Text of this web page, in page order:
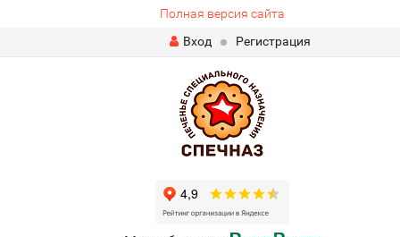
Полная версия сайта
Вход
Регистрация